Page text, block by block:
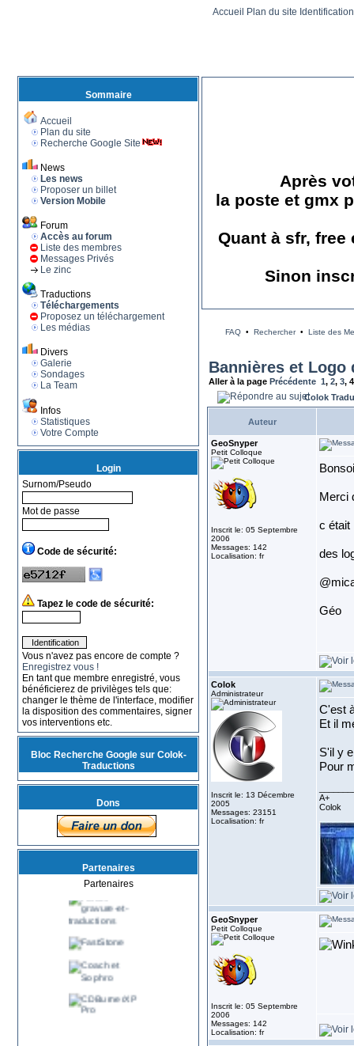
Accueil Plan du site
Sommaire
Accueil
Plan du site
Recherche Google Site
News
Les news
Proposer un billet
Version Mobile
Forum
Accès au forum
Liste des membres
Messages Privés
Le zinc
Traductions
Téléchargements
Proposez un téléchargement
Les médias
Divers
Galerie
Sondages
La Team
Infos
Statistiques
Votre Compte
Login
Surnom/Pseudo
Mot de passe
Code de sécurité:
Tapez le code de sécurité:
Vous n'avez pas encore de compte ?
Enregistrez vous !
En tant que membre enregistré, vous
bénéficierez de privilèges tels que:
changer le thème de l'interface, modifier
la disposition des commentaires, signer
vos interventions etc.
Bloc Recherche Google sur Colok-
Traductions
Dons
Partenaires
Partenaires
Après
la poste et gmx
Quant à sfr,
Sinon
FAQ• Rechercher• Liste des
Bannières et Logo
Aller à la page Précédente 1, 2, 3, 4
Colok
Auteur
GeoSnyper
Petit Colloque
Inscrit le: 05 Septembre
2006
Messages: 142
Localisation: fr
Merci
c était
des
Géo
Colok
Administrateur
Inscrit le: 13 Décembre
2005
Messages: 23151
Localisation: fr
C'est
Et il
S'il y
Pour
A+
Colok
GeoSnyper
Petit Colloque
Inscrit le: 05 Septembre
2006
Messages: 142
Localisation: fr